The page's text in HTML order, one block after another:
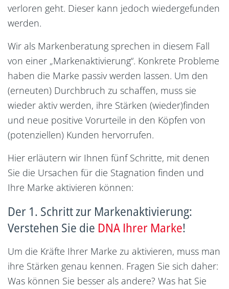
verloren geht. Dieser kann jedoch wiedergefunden
werden.
Wir als Markenberatung sprechen in diesem Fall
von einer „Markenaktivierung“. Konkrete Probleme
haben die Marke passiv werden lassen. Um den
(erneuten) Durchbruch zu schaffen, muss sie
wieder aktiv werden, ihre Stärken (wieder)finden
und neue positive Vorurteile in den Köpfen von
(potenziellen) Kunden hervorrufen.
Hier erläutern wir Ihnen fünf Schritte, mit denen
Sie die Ursachen für die Stagnation finden und
Ihre Marke aktivieren können:
Der 1. Schritt zur Markenaktivierung:
Verstehen Sie die DNA Ihrer Marke!
Um die Kräfte Ihrer Marke zu aktivieren, muss man
ihre Stärken genau kennen. Fragen Sie sich daher:
Was können Sie besser als andere? Was hat Sie